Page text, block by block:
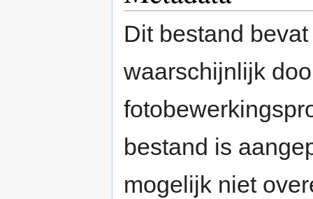
Dit bestand
waarschijnlijk
bestand is
mogelijk niet